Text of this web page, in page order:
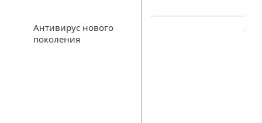
Антивирус нового
поколения